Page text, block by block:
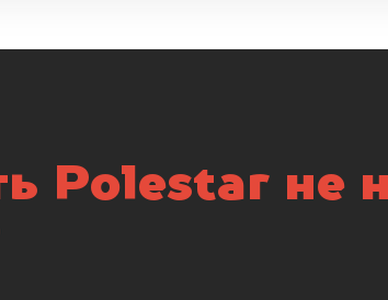
Polestar не